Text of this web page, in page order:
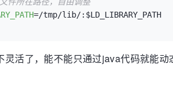
灵活了，能不能只通过java代码就能动